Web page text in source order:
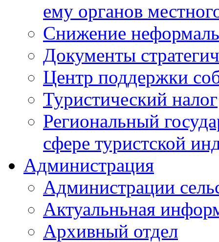
ему органов
Снижение
Документы
Центр поддержки
Туристический налог
Региональный
сфере туристской
Администрация
Администрации
Актуальньная
Архивный отдел